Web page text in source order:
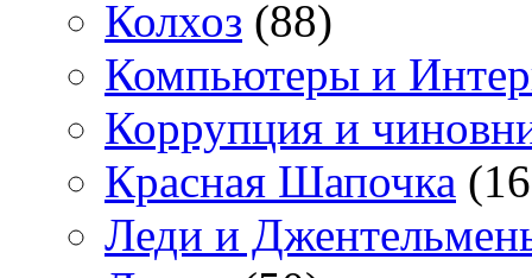
Колхоз (88)
Компьютеры и
Коррупция и
Красная Шапочка
Леди и